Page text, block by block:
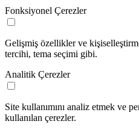
Fonksiyonel Çerezler
Gelişmiş özellikler ve
tercihi, tema seçimi gibi.
Analitik Çerezler
Site kullanımını analiz etmek ve
kullanılan çerezler.